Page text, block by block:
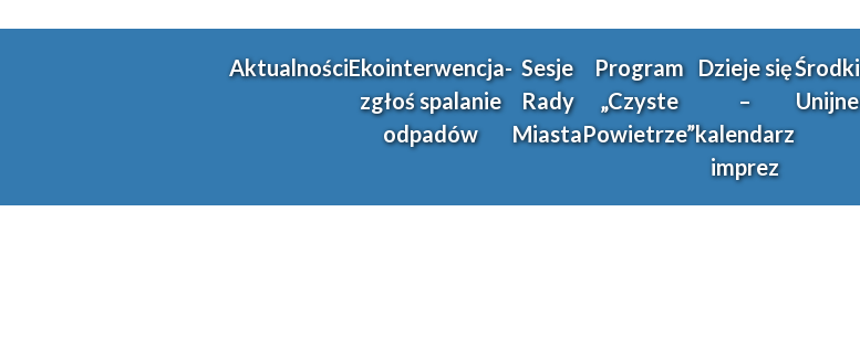
AktualnościEkointerwencja-
zgłoś spalanie
odpadów
Sesje
Rady
Miasta
Program
„Czyste
Powietrze”
Dzieje się
–
kalendarz
imprez
Środki
Unijne